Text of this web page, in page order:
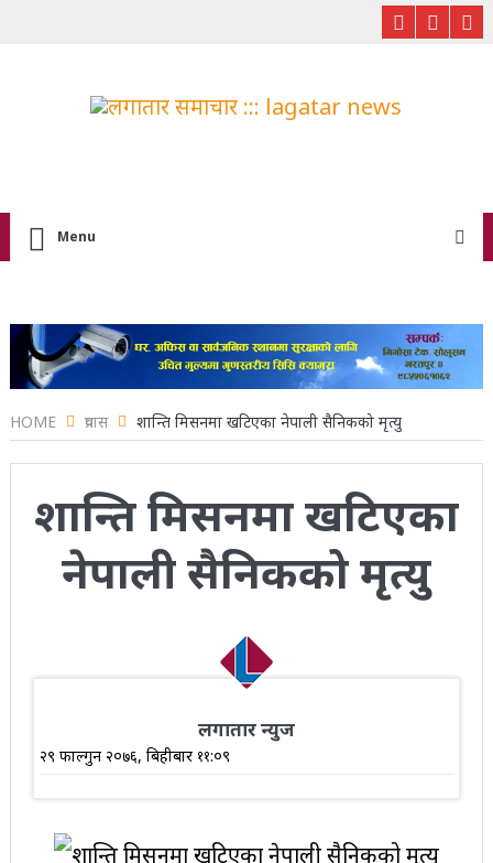
Menu
HOME प्रवास शान्ति मिसनमा खटिएका नेपाली सैनिकको मृत्यु
शान्ति मिसनमा खटिएका
नेपाली सैनिकको मृत्यु
लगातार न्युज
२९ फाल्गुन २०७६, बिहीबार ११:०९